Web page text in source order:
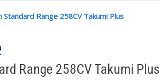
Standard Range 258CV Takumi Plus
Range 258CV Takumi Plus